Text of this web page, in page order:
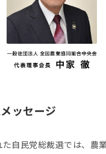
ッセージ
た自民党総裁選では、農